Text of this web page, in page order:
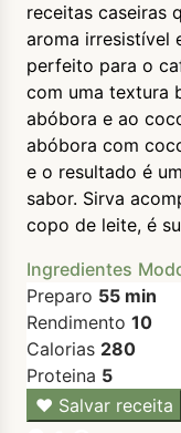
receitas caseiras
aroma irresistível
perfeito para o
com uma textura
abóbora e ao
abóbora com
e o resultado é
sabor. Sirva
copo de leite, é
Ingredientes
Preparo 55 min
Rendimento 10
Calorias 280
Proteina 5
♥ Salvar receita